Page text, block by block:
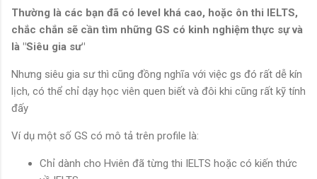
Thường là các bạn đã có level khá cao, hoặc ôn thi IELTS,
chắc chắn sẽ cần tìm những GS có kinh nghiệm thực sự và
là "Siêu gia sư"
Nhưng siêu gia sư thì cũng đồng nghĩa với việc gs đó rất dễ kín
lịch, có thể chỉ dạy học viên quen biết và đôi khi cũng rất kỹ tính
đấy
Ví dụ một số GS có mô tả trên profile là:
Chỉ dành cho Hviên đã từng thi IELTS hoặc có kiến thức